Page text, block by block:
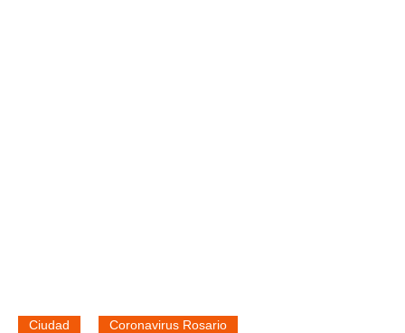
Ciudad Coronavirus Rosario